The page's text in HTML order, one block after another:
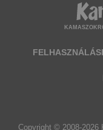
Copyright © 2008-2026